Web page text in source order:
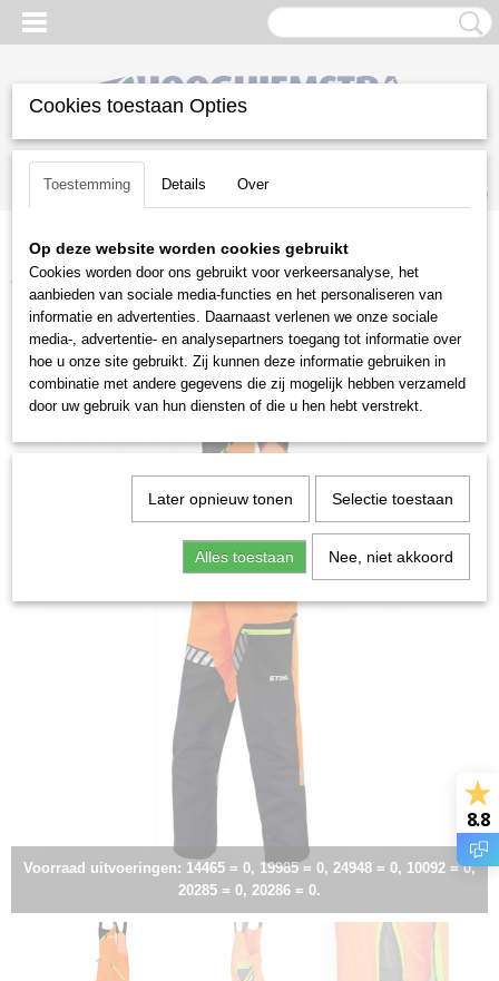
Inloggen Registreren
(0)
Home >Snoeien en Zagen> Kettingzagen | toebehoren
Zaagbroeken>Stihl zaagbroeken >Stihl Dynamic Durotec Klasse1
Voorraad uitvoeringen: 14465 = 0, 19985 = 0, 24948 = 0, 10092 = 0,
20285 = 0, 20286 = 0.
8.8
Cookies toestaan Opties
Toestemming Details Over
Op deze website worden cookies gebruikt
Cookies worden door ons gebruikt voor verkeersanalyse, het
aanbieden van sociale media-functies en het personaliseren van
informatie en advertenties. Daarnaast verlenen we onze sociale
media-, advertentie- en analysepartners toegang tot informatie over
hoe u onze site gebruikt. Zij kunnen deze informatie gebruiken in
combinatie met andere gegevens die zij mogelijk hebben verzameld
door uw gebruik van hun diensten of die u hen hebt verstrekt.
Later opnieuw tonen Selectie toestaan
Alles toestaan Nee, niet akkoord